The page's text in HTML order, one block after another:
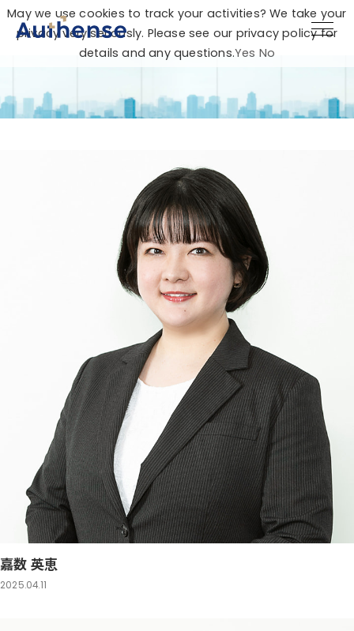
嘉数 英恵
2025.04.11
May we use cookies to track your activities? We take your
privacy very seriously. Please see our privacy policy for
details and any questions.Yes No